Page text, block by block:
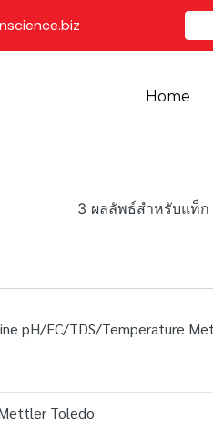
Home
3 ผลลัพธ์สำหรับแท็
pH/EC/TDS/Temperature
Toledo